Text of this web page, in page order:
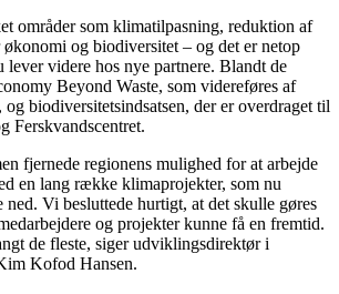
områder som klimatilpasning, reduktion af
og biodiversitet – og det er netop
lever videre hos nye partnere. Blandt de
Beyond Waste, som videreføres af
biodiversitetsindsatsen, der er overdraget til
Ferskvandscentret.
fjernede regionens mulighed for at arbejde
en lang række klimaprojekter, som nu
Vi besluttede hurtigt, at det skulle gøres
og projekter kunne få en fremtid.
de fleste, siger udviklingsdirektør i
Kofod Hansen.